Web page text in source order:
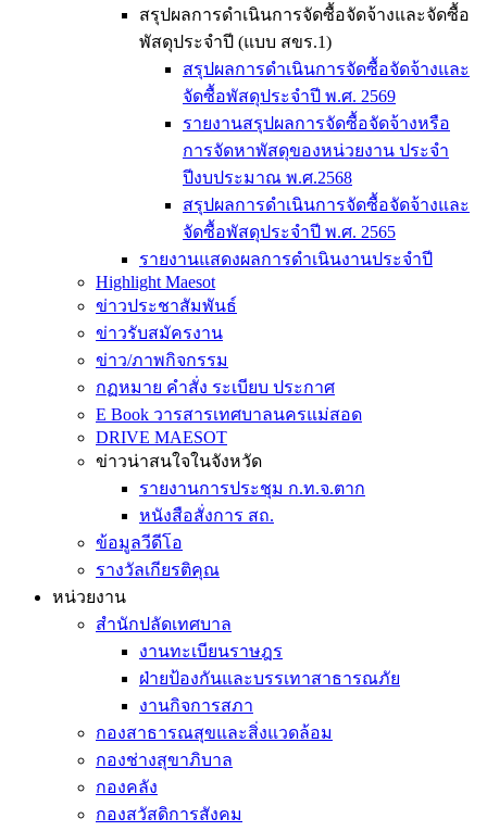
สรุปผลการดำเนินการจัดซื้อจัดจ้างและจัดซื้อ
พัสดุประจำปี (แบบ สขร.1)
สรุปผลการดำเนินการจัดซื้อจัดจ้างและ
จัดซื้อพัสดุประจำปี พ.ศ. 2569
รายงานสรุปผลการจัดซื้อจัดจ้างหรือ
การจัดหาพัสดุของหน่วยงาน ประจำ
ปีงบประมาณ พ.ศ.2568
สรุปผลการดำเนินการจัดซื้อจัดจ้างและ
จัดซื้อพัสดุประจำปี พ.ศ. 2565
รายงานแสดงผลการดำเนินงานประจำปี
Highlight Maesot
ข่าวประชาสัมพันธ์
ข่าวรับสมัครงาน
ข่าว/ภาพกิจกรรม
กฏหมาย คำสั่ง ระเบียบ ประกาศ
E Book วารสารเทศบาลนครแม่สอด
DRIVE MAESOT
ข่าวน่าสนใจในจังหวัด
รายงานการประชุม ก.ท.จ.ตาก
หนังสือสั่งการ สถ.
ข้อมูลวีดีโอ
รางวัลเกียรติคุณ
หน่วยงาน
สำนักปลัดเทศบาล
งานทะเบียนราษฎร
ฝ่ายป้องกันและบรรเทาสาธารณภัย
งานกิจการสภา
กองสาธารณสุขและสิ่งแวดล้อม
กองช่างสุขาภิบาล
กองคลัง
กองสวัสดิการสังคม